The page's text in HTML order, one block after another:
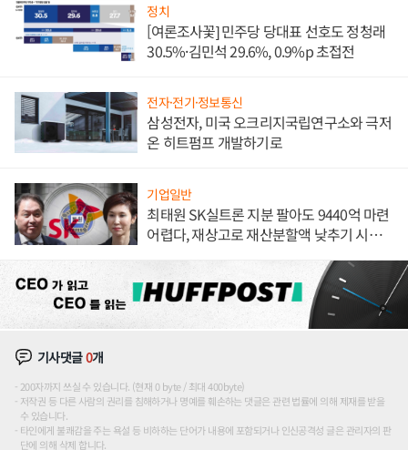
정치
[여론조사꽃] 민주당 당대표 선호도 정청래
30.5%·김민석 29.6%, 0.9%p 초접전
전자·전기·정보통신
삼성전자, 미국 오크리지국립연구소와 극저
온 히트펌프 개발하기로
기업일반
최태원 SK실트론 지분 팔아도 9440억 마련
어렵다, 재상고로 재산분할액 낮추기 시도
기사댓글0개
200자까지 쓰실 수 있습니다. (현재 0 byte / 최대 400byte)
저작권 등 다른 사람의 권리를 침해하거나 명예를 훼손하는 댓글은 관련 법률에 의해 제재를 받을
수 있습니다.
타인에게 불쾌감을 주는 욕설 등 비하하는 단어가 내용에 포함되거나 인신공격성 글은 관리자의 판
단에 의해 삭제 합니다.